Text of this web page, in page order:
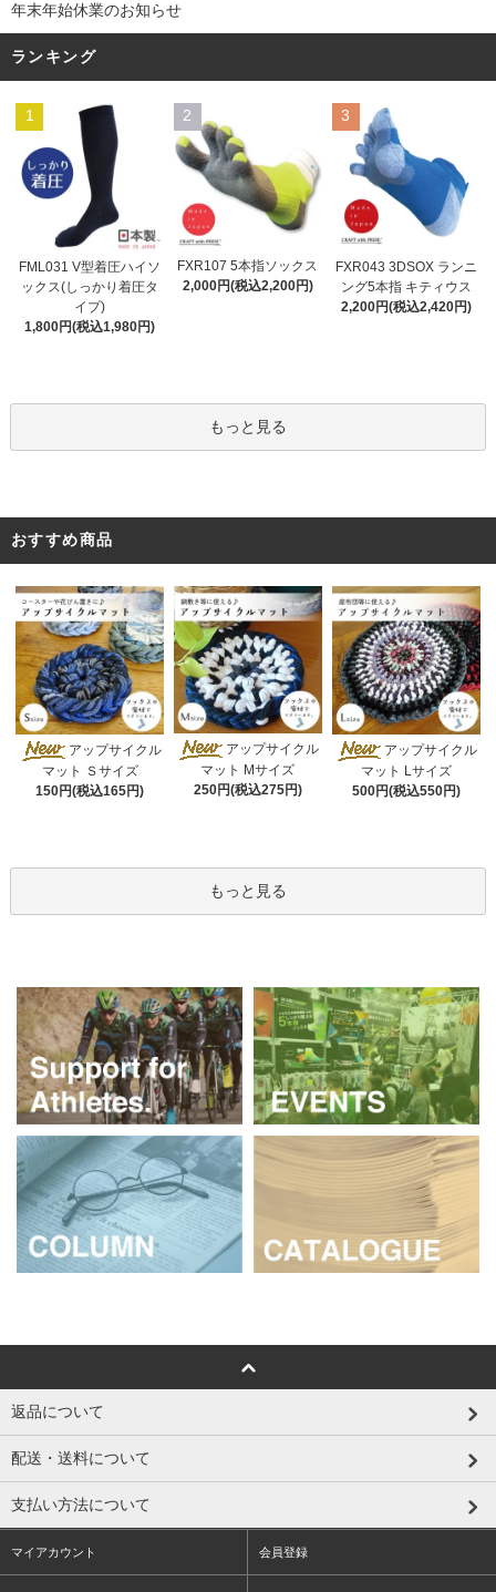
年末年始休業のお知らせ
ランキング
1
FML031 V型着圧ハイソ
ックス(しっかり着圧タ
イプ)
1,800円(税込1,980円)
2
FXR107 5本指ソックス
2,000円(税込2,200円)
3
FXR043 3DSOX ランニ
ング5本指 キティウス
2,200円(税込2,420円)
もっと見る
おすすめ商品
アップサイクル
マット Ｓサイズ
150円(税込165円)
アップサイクル
マット Mサイズ
250円(税込275円)
アップサイクル
マット Lサイズ
500円(税込550円)
もっと見る
返品について
配送・送料について
支払い方法について
マイアカウント 会員登録